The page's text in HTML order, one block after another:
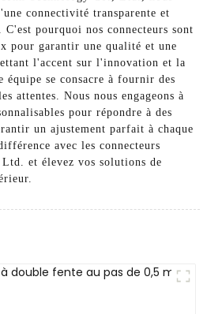
connectivité transparente et
pourquoi nos connecteurs sont
pour garantir une qualité et une
l'accent sur l'innovation et la
se consacre à fournir des
attentes. Nous nous engageons à
pour répondre à des
un ajustement parfait à chaque
avec les connecteurs
et élevez vos solutions de